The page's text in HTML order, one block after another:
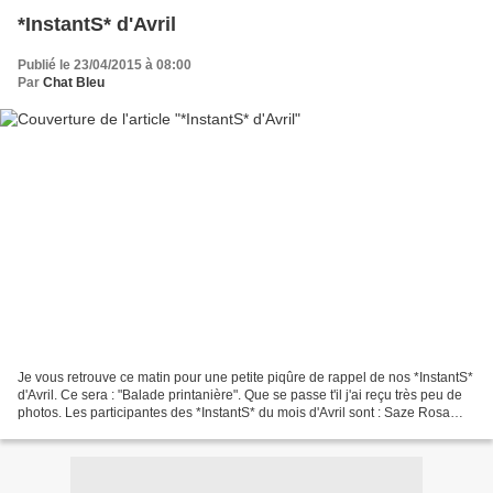
*InstantS* d'Avril
Publié le 23/04/2015 à 08:00
Par Chat Bleu
Je vous retrouve ce matin pour une petite piqûre de rappel de nos *InstantS*
d'Avril. Ce sera : "Balade printanière". Que se passe t'il j'ai reçu très peu de
photos. Les participantes des *InstantS* du mois d'Avril sont : Saze Rosa